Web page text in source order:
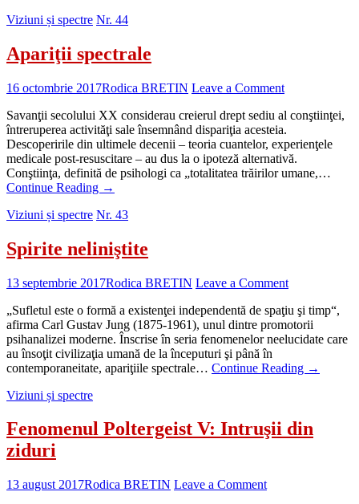
Viziuni și spectre Nr. 44
Apariţii spectrale
16 octombrie 2017Rodica BRETIN Leave a Comment
Savanţii secolului XX considerau creierul drept sediu al conştiinţei,
întreruperea activităţi sale însemnând dispariţia acesteia.
Descoperirile din ultimele decenii – teoria cuantelor, experienţele
medicale post-resuscitare – au dus la o ipoteză alternativă.
Conştiinţa, definită de psihologi ca „totalitatea trăirilor umane,…
Continue Reading →
Viziuni și spectre Nr. 43
Spirite neliniştite
13 septembrie 2017Rodica BRETIN Leave a Comment
„Sufletul este o formă a existenţei independentă de spaţiu şi timp“,
afirma Carl Gustav Jung (1875-1961), unul dintre promotorii
psihanalizei moderne. Înscrise în seria fenomenelor neelucidate care
au însoţit civilizaţia umană de la începuturi şi până în
contemporaneitate, apariţiile spectrale… Continue Reading →
Viziuni și spectre
Fenomenul Poltergeist V: Intruşii din
ziduri
13 august 2017Rodica BRETIN Leave a Comment